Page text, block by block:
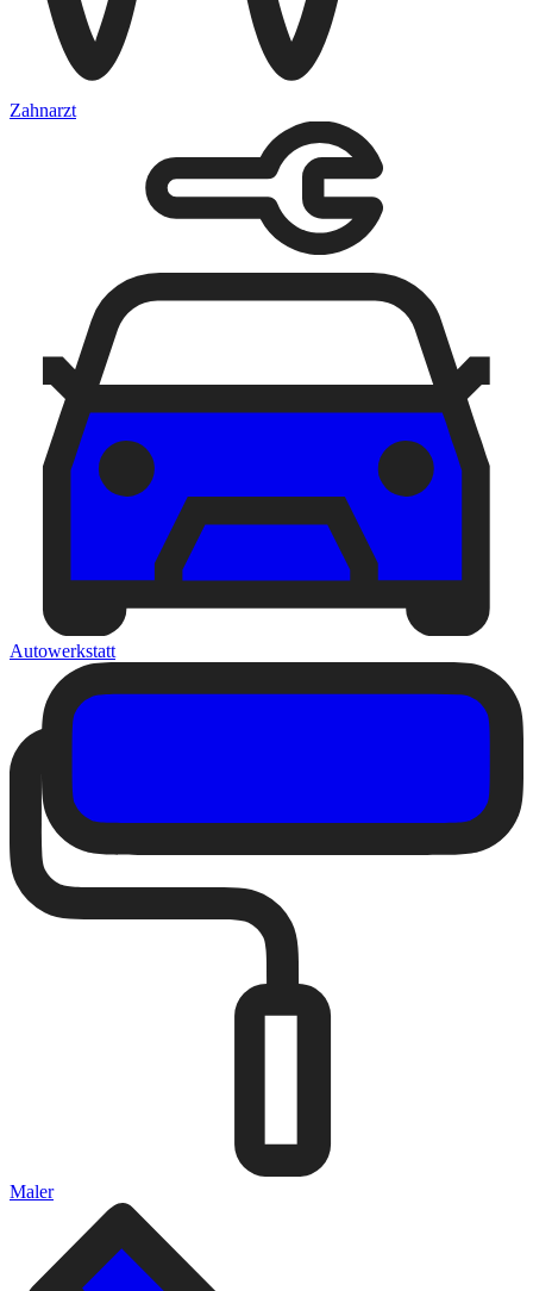
Zahnarzt
Autowerkstatt
Maler